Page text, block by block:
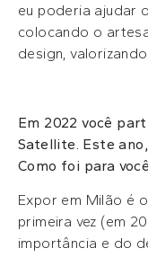
eu poderia ajudar
colocando o
design,
Em 2022 você
Satellite. Este
Como foi para
Expor em Milão é
primeira vez (em
importância e do